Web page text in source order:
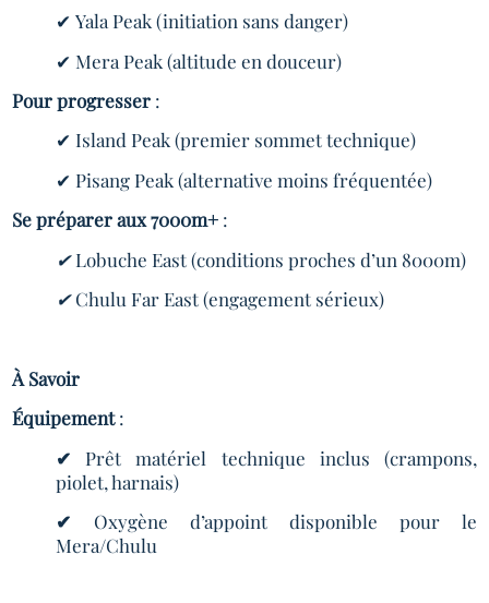
✔ Yala Peak (initiation sans danger)
✔ Mera Peak (altitude en douceur)
Pour progresser :
✔ Island Peak (premier sommet technique)
✔ Pisang Peak (alternative moins fréquentée)
Se préparer aux 7000m+ :
✔Lobuche East (conditions proches d’un 8000m)
✔Chulu Far East (engagement sérieux)
À Savoir
Équipement:
✔ Prêt matériel technique inclus (crampons,
piolet, harnais)
✔ Oxygène d’appoint disponible pour le
Mera/Chulu